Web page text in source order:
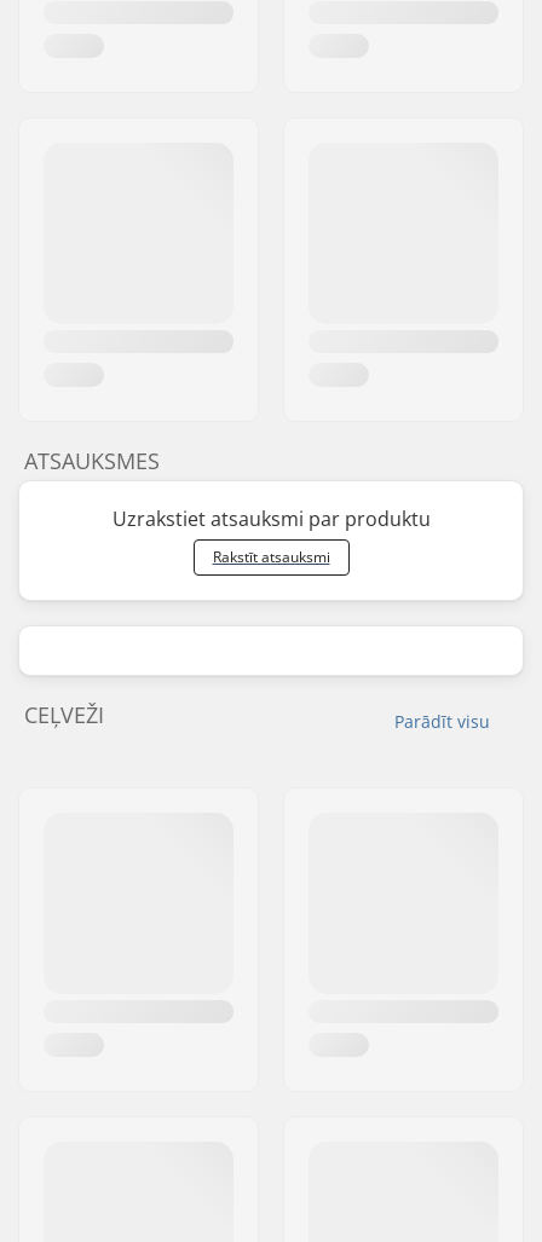
ATSAUKSMES
Uzrakstiet atsauksmi par produktu
Rakstīt atsauksmi
Parādīt visu
CEĻVEŽI